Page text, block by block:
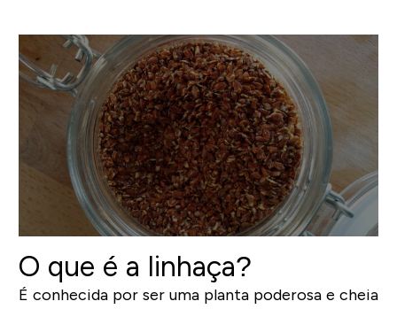
O que é a linhaça?
É conhecida por ser uma planta poderosa e cheia